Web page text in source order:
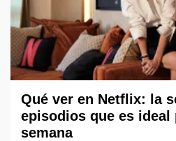
Qué ver en Netflix: la
episodios que es ideal
semana